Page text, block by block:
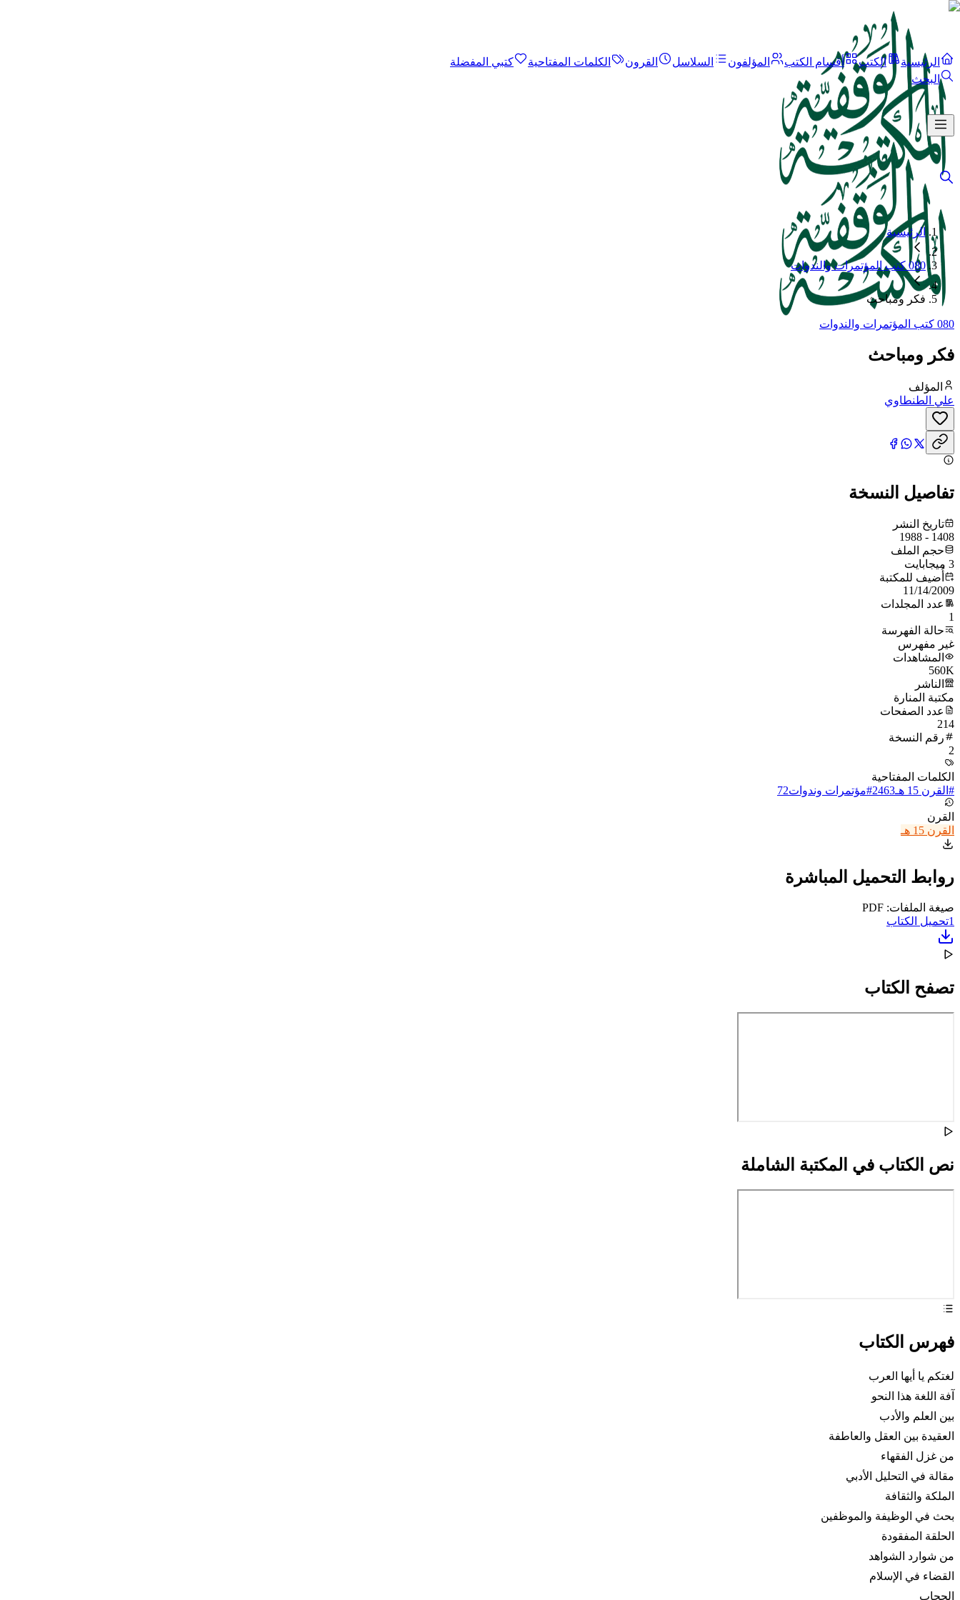
الرئيسية الكتب أقسام الكتب المؤلفون السلاسل القرون الكلمات المفتاحية
كتبي المفضلة
البحث
الرئيسية
080 كتب المؤتمرات والندوات
فكر ومباحث
080 كتب المؤتمرات والندوات
فكر ومباحث
المؤلف
علي الطنطاوي
تفاصيل النسخة
تاريخ النشر
1408 - 1988
حجم الملف
3 ميجابايت
أُضيف للمكتبة
11/14/2009
عدد المجلدات
1
حالة الفهرسة
غير مفهرس
المشاهدات
560K
الناشر
مكتبة المنارة
عدد الصفحات
214
رقم النسخة
2
الكلمات المفتاحية
# القرن 15 هـ 2463
#مؤتمرات وندوات72
القرن
القرن 15 هـ
روابط التحميل المباشرة
صيغة الملفات: PDF
1تحميل الكتاب
تصفح الكتاب
نص الكتاب في المكتبة الشاملة
فهرس الكتاب
لغتكم يا أيها العرب
آفة اللغة هذا النحو
بين العلم والأدب
العقيدة بين العقل والعاطفة
من غزل الفقهاء
مقالة في التحليل الأدبي
الملكة والثقافة
بحث في الوظيفة والموظفين
الحلقة المفقودة
من شوارد الشواهد
القضاء في الإسلام
الحجاب